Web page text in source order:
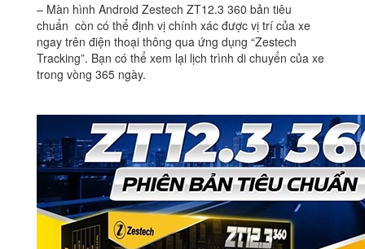
– Màn hình Android Zestech ZT12.3 360 bản tiêu
chuẩn còn có thể định vị chính xác được vị trí của xe
ngay trên điện thoại thông qua ứng dụng “Zestech
Tracking”. Bạn có thể xem lại lịch trình di chuyển của xe
trong vòng 365 ngày.